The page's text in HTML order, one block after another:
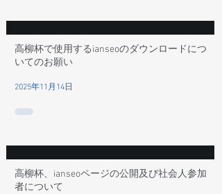
高柳杯で使用するianseoのダウンロードにつ
いてのお願い
2025年11月14日
高柳杯、ianseoページの公開及び社会人参加
者について